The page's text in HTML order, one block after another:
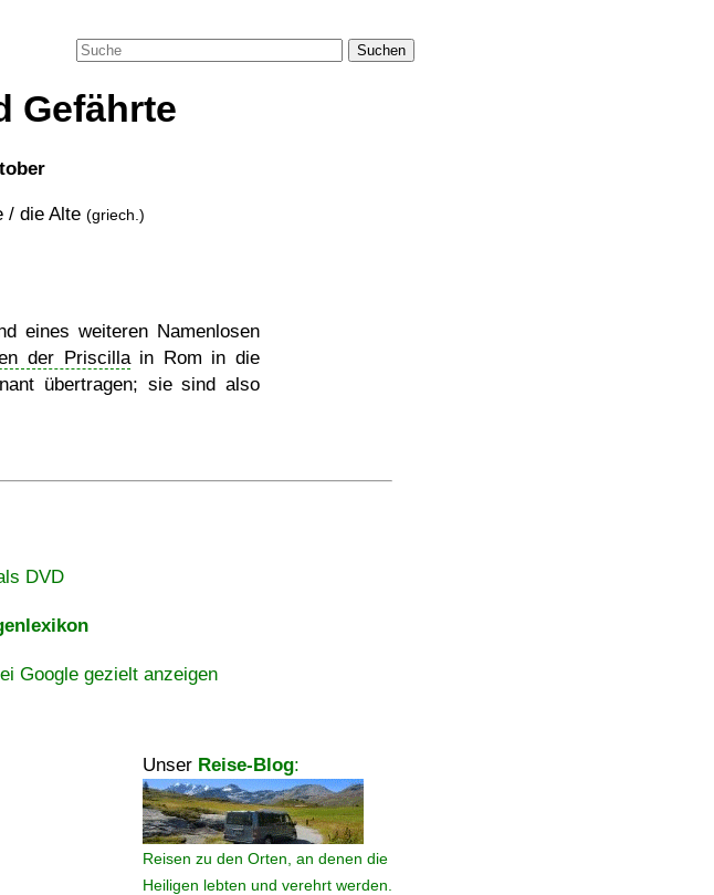
Suchen
Gefährte
/ die Alte (griech.)
eines weiteren Namenlosen
der Priscillain Rom in die
übertragen; sie sind also
DVD
Google gezielt anzeigen
Unser Reise-Blog:
Reisen zu den Orten, an denen die
Heiligen lebten und verehrt werden.